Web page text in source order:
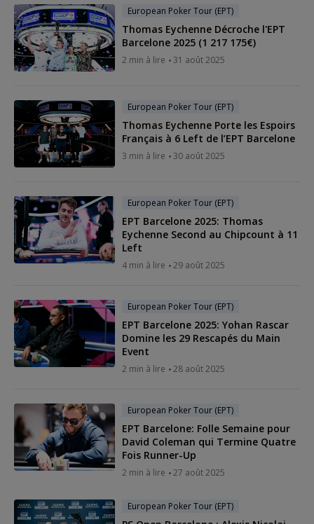
European Poker Tour (EPT)
Thomas Eychenne Décroche l'EPT
Barcelone 2025 (1 217 175€)
2 min à lire 31 août 2025
European Poker Tour (EPT)
Thomas Eychenne Porte les Espoirs
Français à 6 Left de l’EPT Barcelone
3 min à lire 30 août 2025
European Poker Tour (EPT)
EPT Barcelone 2025: Thomas
Eychenne Second au Chipcount à 11
Left
4 min à lire 29 août 2025
European Poker Tour (EPT)
EPT Barcelone 2025: Yohan Rascar
Domine les 29 Rescapés du Main
Event
2 min à lire 28 août 2025
European Poker Tour (EPT)
EPT Barcelone: Folle Semaine pour
David Coleman qui Termine Quatre
Fois Runner-Up
2 min à lire 27 août 2025
European Poker Tour (EPT)